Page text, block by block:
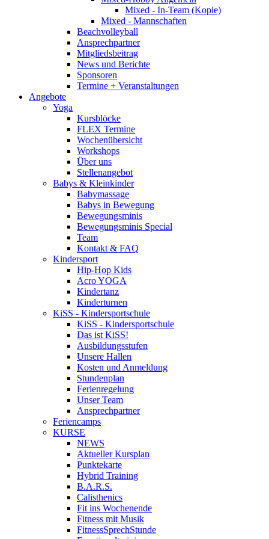
Mixed - In-Team (Kopie)
Mixed - Mannschaften
Beachvolleyball
Ansprechpartner
Mitgliedsbeitrag
News und Berichte
Sponsoren
Termine + Veranstaltungen
Angebote
Yoga
Kursblöcke
FLEX Termine
Wochenübersicht
Workshops
Über uns
Stellenangebot
Babys & Kleinkinder
Babymassage
Babys in Bewegung
Bewegungsminis
Bewegungsminis Special
Team
Kontakt & FAQ
Kindersport
Hip-Hop Kids
Acro YOGA
Kindertanz
Kinderturnen
KiSS - Kindersportschule
KiSS - Kindersportschule
Das ist KiSS!
Ausbildungsstufen
Unsere Hallen
Kosten und Anmeldung
Stundenplan
Ferienregelung
Unser Team
Ansprechpartner
Feriencamps
KURSE
NEWS
Aktueller Kursplan
Punktekarte
Hybrid Training
B.A.R.S.
Calisthenics
Fit ins Wochenende
Fitness mit Musik
FitnessSprechStunde